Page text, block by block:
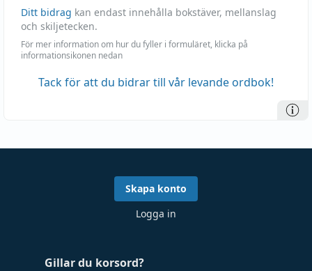
Ditt bidrag kan endast innehålla bokstäver, mellanslag
och skiljetecken.
För mer information om hur du fyller i formuläret, klicka på
informationsikonen nedan
Tack för att du bidrar till vår levande ordbok!
Gillar du korsord?
Skapa konto
Logga in